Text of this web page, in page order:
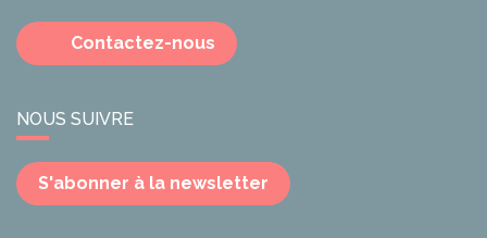
Contactez-nous
NOUS SUIVRE
S'abonner à la newsletter